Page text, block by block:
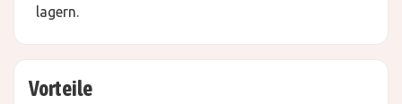
lagern.
Vorteile